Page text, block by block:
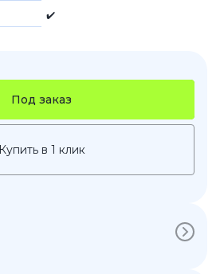
✔️
Под заказ
Купить в 1 клик